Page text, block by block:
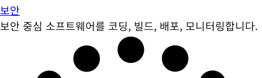
보안
보안 중심 소프트웨어를 코딩, 빌드, 배포, 모니터링합니다.